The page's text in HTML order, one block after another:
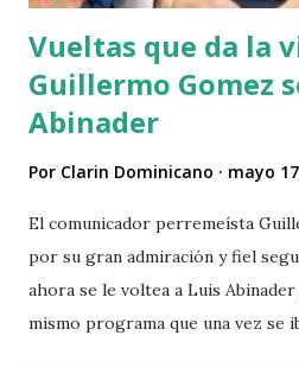
Vueltas que da la
Guillermo Gomez
Abinader
Por Clarin Dominicano mayo
El comunicador perremeísta
por su gran admiración y fiel
ahora se le voltea a Luis
mismo programa que una vez se